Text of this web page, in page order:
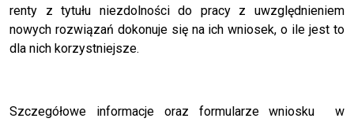
renty z tytułu niezdolności do pracy z uwzględnieniem
nowych rozwiązań dokonuje się na ich wniosek, o ile jest to
dla nich korzystniejsze.
Szczegółowe informacje oraz formularze wniosku w